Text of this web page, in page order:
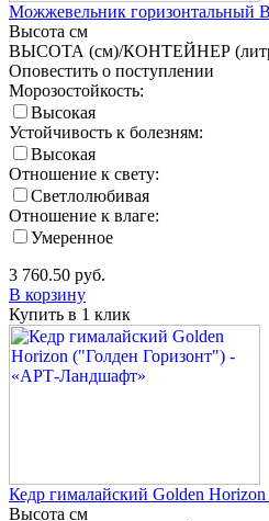
Можжевельник горизонтальный
Высота см
ВЫСОТА (см)/КОНТЕЙНЕР
Оповестить о поступлении
Морозостойкость:
Высокая
Устойчивость к болезням:
Высокая
Отношение к свету:
Светлолюбивая
Отношение к влаге:
Умеренное
3 760.50 руб.
В корзину
Купить в 1 клик
Кедр гималайский Golden
Высота см